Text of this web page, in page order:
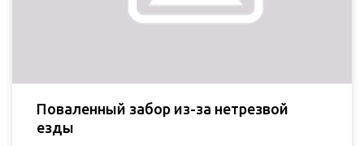
Поваленный забор из-за нетрезвой
езды